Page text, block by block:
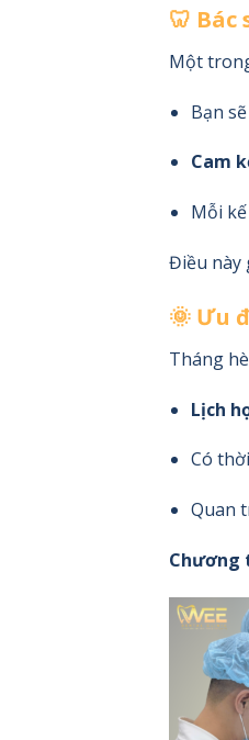
🦷
Một
Bạn
Cam
Mỗi
Điều này
🌞 Ưu
Tháng
Lịch
Có
Quan
Chương